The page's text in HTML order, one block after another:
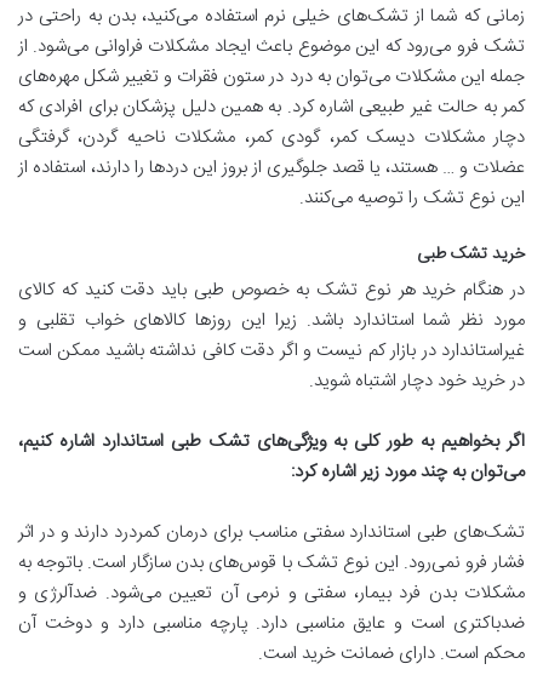
زمانی که شما از تشک‌های خیلی نرم استفاده می‌کنید، بدن به راحتی در
تشک فرو می‌رود که این موضوع باعث ایجاد مشکلات فراوانی می‌شود. ‌از
جمله این مشکلات می‌توان به درد در ستون فقرات و تغییر شکل مهره‌های
کمر به حالت غیر طبیعی اشاره کرد. به همین دلیل پزشکان برای افرادی که
دچار مشکلات دیسک کمر، گودی کمر، مشکلات ناحیه گردن، گرفتگی‌
عضلات و … هستند، یا قصد جلوگیری از بروز این دردها را دارند، استفاده از
این نوع تشک را توصیه می‌کنند.
خرید تشک طبی
در هنگام خرید هر نوع تشک به خصوص طبی باید دقت کنید که کالای
مورد نظر شما استاندارد باشد. زیرا این روزها کالاهای خواب تقلبی و
غیراستاندارد در بازار کم نیست و اگر دقت کافی نداشته باشید ممکن است
در خرید خود دچار اشتباه شوید.
اگر بخواهیم به طور کلی به ویژگیهای تشک طبی استاندارد اشاره کنیم،
میتوان به چند مورد زیر اشاره کرد:
تشک‌های‌ طبی استاندارد سفتی مناسب برای درمان کمردرد دارند و در اثر
فشار فرو نمی‌رود. این نوع تشک با قوس‌های بدن سازگار است. باتوجه به
مشکلات بدن فرد بیمار، سفتی و نرمی آن تعیین می‌شود. ضدآلرژی و
ضدباکتری است و عایق مناسبی دارد. پارچه مناسبی دارد و دوخت آن
محکم است. دارای ضمانت خرید است.